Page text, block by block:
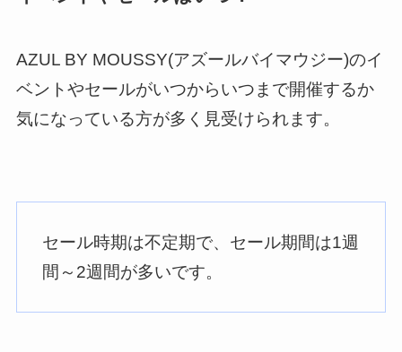
AZUL BY MOUSSY(アズールバイマウジー)のイ
ベントやセールがいつからいつまで開催するか
気になっている方が多く見受けられます。
セール時期は不定期で、セール期間は1週
間～2週間が多いです。